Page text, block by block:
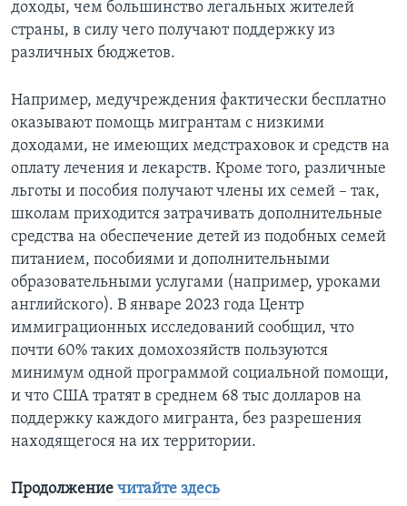
доходы, чем большинство легальных жителей
страны, в силу чего получают поддержку из
различных бюджетов.
Например, медучреждения фактически бесплатно
оказывают помощь мигрантам с низкими
доходами, не имеющих медстраховок и средств на
оплату лечения и лекарств. Кроме того, различные
льготы и пособия получают члены их семей – так,
школам приходится затрачивать дополнительные
средства на обеспечение детей из подобных семей
питанием, пособиями и дополнительными
образовательными услугами (например, уроками
английского). В январе 2023 года Центр
иммиграционных исследований сообщил, что
почти 60% таких домохозяйств пользуются
минимум одной программой социальной помощи,
и что США тратят в среднем 68 тыс долларов на
поддержку каждого мигранта, без разрешения
находящегося на их территории.
Продолжение читайте здесь